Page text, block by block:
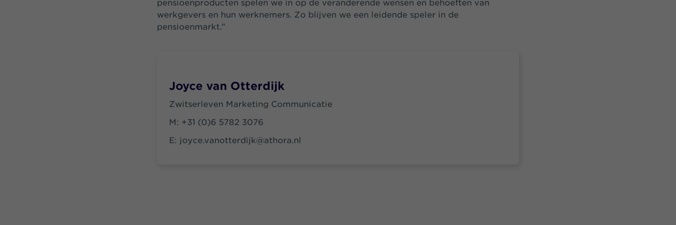
pensioenproducten spelen we in op de veranderende wensen en behoeften van
werkgevers en hun werknemers. Zo blijven we een leidende speler in de
pensioenmarkt.”
Joyce van Otterdijk
Zwitserleven Marketing Communicatie
M: +31 (0)6 5782 3076
E: joyce.vanotterdijk@athora.nl